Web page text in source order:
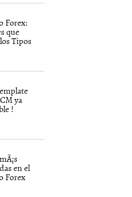
Forex:
que
Tipos
ya
!
en el
Forex